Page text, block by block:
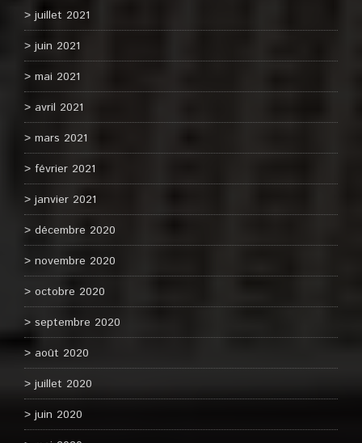
juillet 2021
juin 2021
mai 2021
avril 2021
mars 2021
février 2021
janvier 2021
décembre 2020
novembre 2020
octobre 2020
septembre 2020
août 2020
juillet 2020
juin 2020